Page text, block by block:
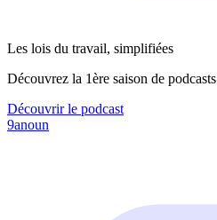
Les lois du travail, simplifiées
Découvrez la 1ère saison de podcasts
Découvrir le podcast
9anoun